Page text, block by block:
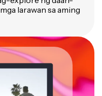
larawan sa aming